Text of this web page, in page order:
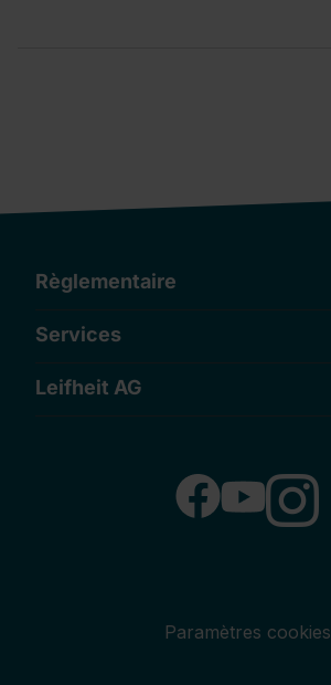
Règlementaire
Services
Leifheit AG
Paramètres cookies